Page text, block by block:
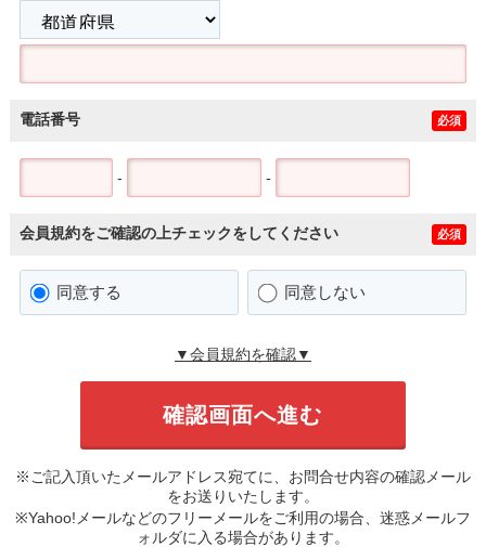
電話番号 必須
- -
会員規約をご確認の上チェックをしてください 必須
同意する 同意しない
▼会員規約を確認▼
※ご記入頂いたメールアドレス宛てに、お問合せ内容の確認メール
をお送りいたします。
※Yahoo!メールなどのフリーメールをご利用の場合、迷惑メールフ
ォルダに入る場合があります。